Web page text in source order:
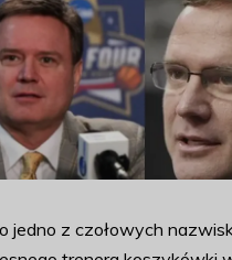
jedno z czołowych